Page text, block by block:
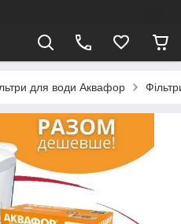
для води Аквафор